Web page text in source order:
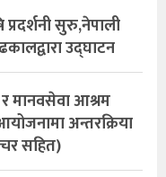
प्रदर्शनी सुरु,नेपाली
उद्घाटन
मानवसेवा आश्रम
अन्तरक्रिया
सहित)